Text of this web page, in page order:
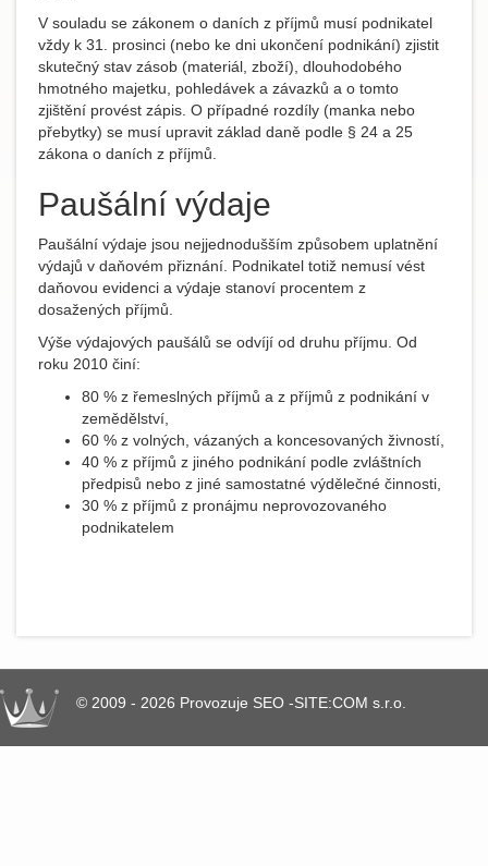
V souladu se zákonem o daních z příjmů musí podnikatel
vždy k 31. prosinci (nebo ke dni ukončení podnikání) zjistit
skutečný stav zásob (materiál, zboží), dlouhodobého
hmotného majetku, pohledávek a závazků a o tomto
zjištění provést zápis. O případné rozdíly (manka nebo
přebytky) se musí upravit základ daně podle § 24 a 25
zákona o daních z příjmů.
Paušální výdaje
Paušální výdaje jsou nejjednodušším způsobem uplatnění
výdajů v daňovém přiznání. Podnikatel totiž nemusí vést
daňovou evidenci a výdaje stanoví procentem z
dosažených příjmů.
Výše výdajových paušálů se odvíjí od druhu příjmu. Od
roku 2010 činí:
80 % z řemeslných příjmů a z příjmů z podnikání v
zemědělství,
60 % z volných, vázaných a koncesovaných živností,
40 % z příjmů z jiného podnikání podle zvláštních
předpisů nebo z jiné samostatné výdělečné činnosti,
30 % z příjmů z pronájmu neprovozovaného
podnikatelem
© 2009 - 2026 Provozuje SEO -SITE:COM s.r.o.